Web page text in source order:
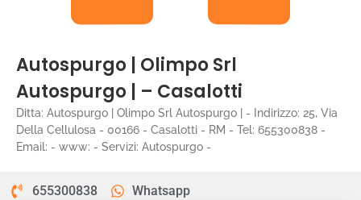
Autospurgo | Olimpo Srl
Autospurgo | – Casalotti
Ditta: Autospurgo | Olimpo Srl Autospurgo | - Indirizzo: 25, Via
Della Cellulosa - 00166 - Casalotti - RM - Tel: 655300838 -
Email: - www: - Servizi: Autospurgo -
655300838 Whatsapp